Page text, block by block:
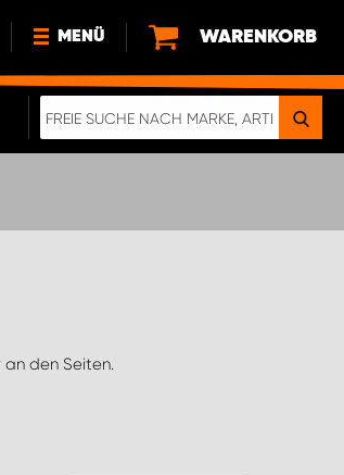
MENÜ
NEWS
WARENKORB
den Seiten.